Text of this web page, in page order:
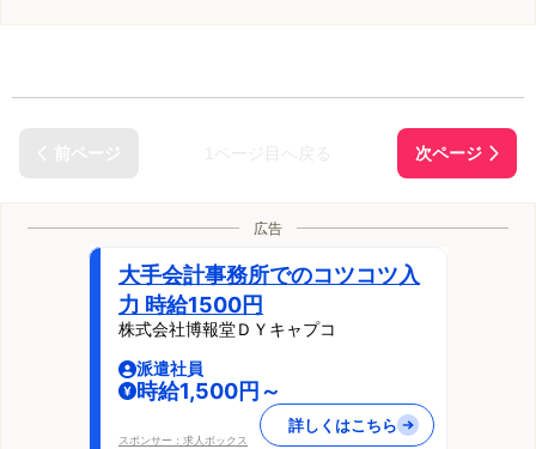
広告
大手会計事務所でのコツコツ入
力 時給1500円
株式会社博報堂ＤＹキャプコ
派遣社員
時給1,500円～
スポンサー：求人ボックス
詳しくはこちら